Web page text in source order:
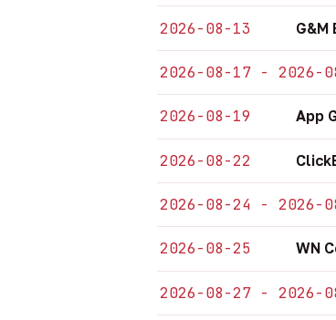
2026-08-13
2026-08-17 - 2026-
2026-08-19 App
2026-08-22
2026-08-24 - 2026-
2026-08-25 WN
2026-08-27 - 2026-